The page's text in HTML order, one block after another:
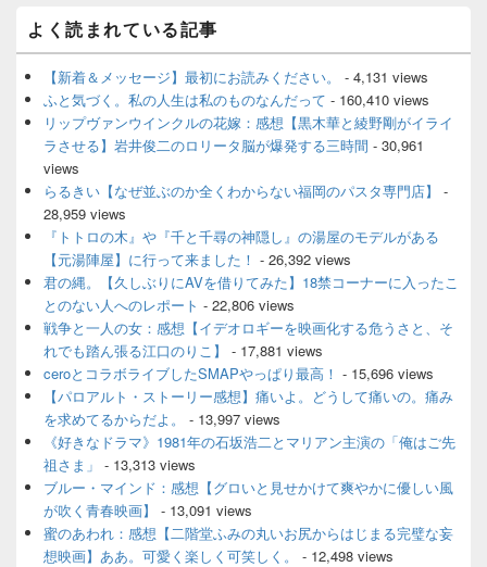
ン
サ
イ
バ
ィ
ェ
エ
ア
よく読まれている記事
【新着＆メッセージ】最初にお読みください。
- 4,131 views
ふと気づく。私の人生は私のものなんだって - 160,410 views
リップヴァンウインクルの花嫁：感想【黒木華と綾野剛がイライ
ラさせる】岩井俊二のロリータ脳が爆発する三時間 - 30,961
views
らるきい【なぜ並ぶのか全くわからない福岡のパスタ専門店】
-
28,959 views
『トトロの木』や『千と千尋の神隠し』の湯屋のモデルがある
【元湯陣屋】に行って来ました！ - 26,392 views
君の縄。【久しぶりにAVを借りてみた】18禁コーナーに入ったこ
とのない人へのレポート - 22,806 views
戦争と一人の女：感想【イデオロギーを映画化する危うさと、そ
れでも踏ん張る江口のりこ】
- 17,881 views
ceroとコラボライブしたSMAPやっぱり最高！ - 15,696 views
【パロアルト・ストーリー感想】痛いよ。どうして痛いの。痛み
を求めてるからだよ。
- 13,997 views
《好きなドラマ》1981年の石坂浩二とマリアン主演の「俺はご先
祖さま」 - 13,313 views
ブルー・マインド：感想【グロいと見せかけて爽やかに優しい風
が吹く青春映画】
- 13,091 views
蜜のあわれ：感想【二階堂ふみの丸いお尻からはじまる完璧な妄
想映画】ああ。可愛く楽しく可笑しく。
- 12,498 views